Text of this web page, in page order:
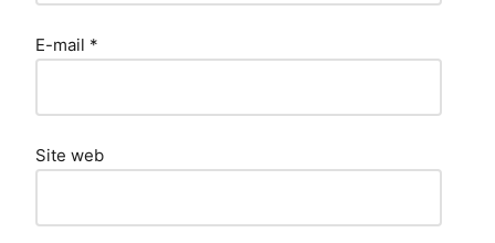
E-mail *
Site web